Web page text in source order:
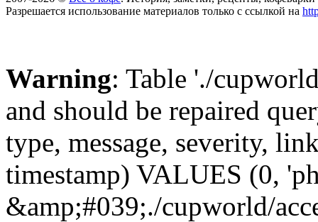
Разрешается использование материалов только с ссылкой на
Warning: Table './
and should be repaired
type, message, severity,
timestamp) VALUES (0,
&amp;#039;./cupworld/